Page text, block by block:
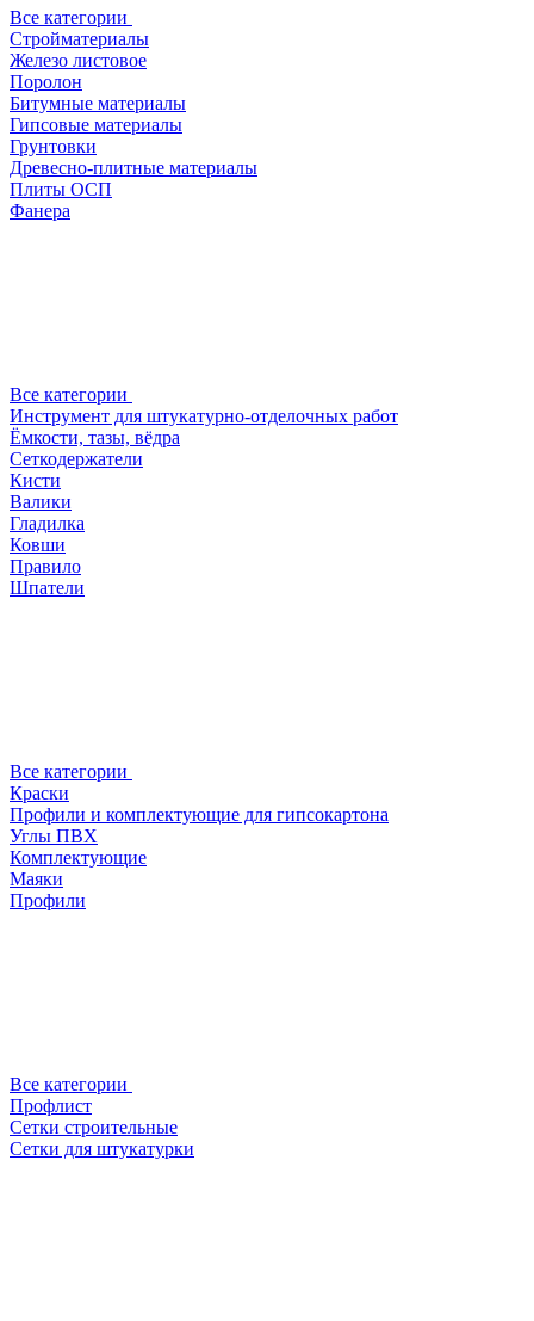
Все категории
Стройматериалы
Железо листовое
Поролон
Битумные материалы
Гипсовые материалы
Грунтовки
Древесно-плитные материалы
Плиты ОСП
Фанера
Все категории
Инструмент для штукатурно-отделочных работ
Ёмкости, тазы, вёдра
Сеткодержатели
Кисти
Валики
Гладилка
Ковши
Правило
Шпатели
Все категории
Краски
Профили и комплектующие для гипсокартона
Углы ПВХ
Комплектующие
Маяки
Профили
Все категории
Профлист
Сетки строительные
Сетки для штукатурки